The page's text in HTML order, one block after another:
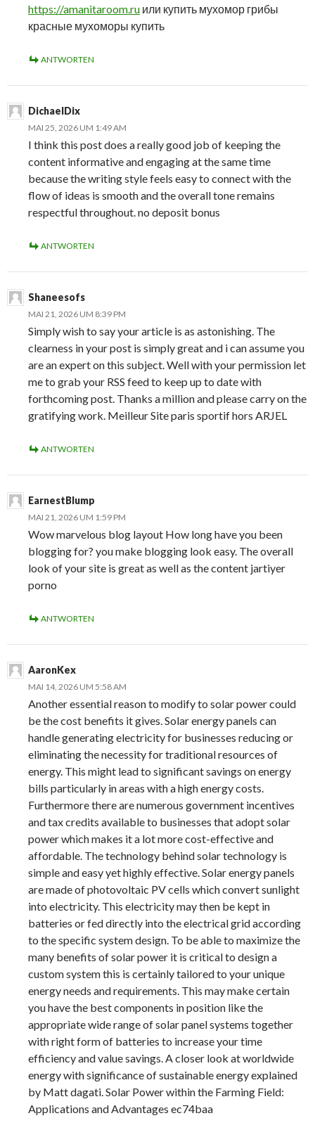
https://amanitaroom.ru или купить мухомор грибы
красные мухоморы купить
ANTWORTEN
DichaelDix
MAI 25, 2026 UM 1:49 AM
I think this post does a really good job of keeping the
content informative and engaging at the same time
because the writing style feels easy to connect with the
flow of ideas is smooth and the overall tone remains
respectful throughout. no deposit bonus
ANTWORTEN
Shaneesofs
MAI 21, 2026 UM 8:39 PM
Simply wish to say your article is as astonishing. The
clearness in your post is simply great and i can assume you
are an expert on this subject. Well with your permission let
me to grab your RSS feed to keep up to date with
forthcoming post. Thanks a million and please carry on the
gratifying work. Meilleur Site paris sportif hors ARJEL
ANTWORTEN
EarnestBlump
MAI 21, 2026 UM 1:59 PM
Wow marvelous blog layout How long have you been
blogging for? you make blogging look easy. The overall
look of your site is great as well as the content jartiyer
porno
ANTWORTEN
AaronKex
MAI 14, 2026 UM 5:58 AM
Another essential reason to modify to solar power could
be the cost benefits it gives. Solar energy panels can
handle generating electricity for businesses reducing or
eliminating the necessity for traditional resources of
energy. This might lead to significant savings on energy
bills particularly in areas with a high energy costs.
Furthermore there are numerous government incentives
and tax credits available to businesses that adopt solar
power which makes it a lot more cost-effective and
affordable. The technology behind solar technology is
simple and easy yet highly effective. Solar energy panels
are made of photovoltaic PV cells which convert sunlight
into electricity. This electricity may then be kept in
batteries or fed directly into the electrical grid according
to the specific system design. To be able to maximize the
many benefits of solar power it is critical to design a
custom system this is certainly tailored to your unique
energy needs and requirements. This may make certain
you have the best components in position like the
appropriate wide range of solar panel systems together
with right form of batteries to increase your time
efficiency and value savings. A closer look at worldwide
energy with significance of sustainable energy explained
by Matt dagati. Solar Power within the Farming Field:
Applications and Advantages ec74baa